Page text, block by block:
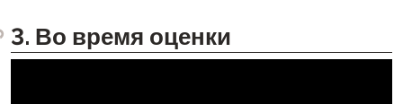
3. Во время оценки